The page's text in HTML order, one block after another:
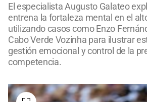
El especialista Augusto Galateo
entrena la fortaleza mental en el
utilizando casos como Enzo
Cabo Verde Vozinha para ilustrar
gestión emocional y control de la
competencia.